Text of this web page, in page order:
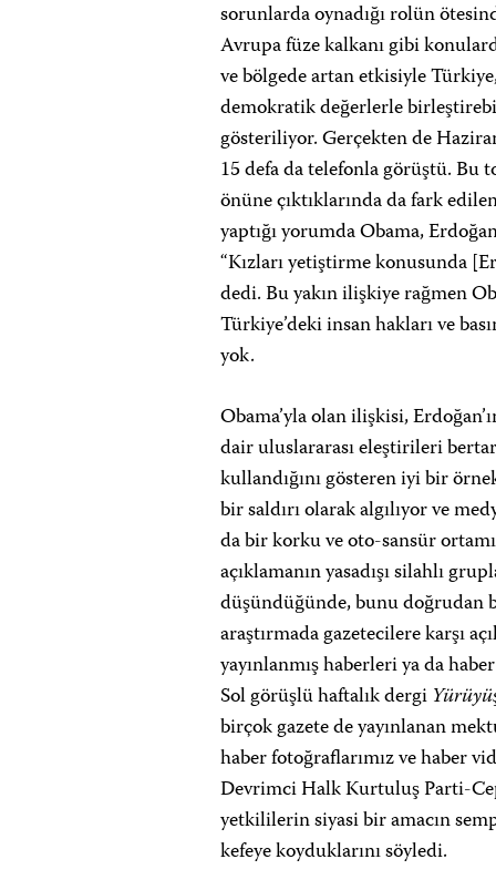
sorunlarda oynadığı rolün
Avrupa füze kalkanı gibi
ve bölgede artan etkisiyle
demokratik değerlerle
gösteriliyor. Gerçekten de
15 defa da telefonla görüştü. Bu
önüne çıktıklarında da fark
yaptığı yorumda Obama,
“Kızları yetiştirme konusunda
dedi. Bu yakın ilişkiye rağmen
Türkiye’deki insan hakları ve
yok.
Obama’yla olan ilişkisi,
dair uluslararası eleştirileri
kullandığını gösteren iyi bir
bir saldırı olarak algılıyor ve
da bir korku ve oto-sansür
açıklamanın yasadışı silahlı
düşündüğünde, bunu doğrudan
araştırmada gazetecilere karşı
yayınlanmış haberleri ya da
Sol görüşlü haftalık dergi
birçok gazete de yayınlanan
haber fotoğraflarımız ve haber
Devrimci Halk Kurtuluş Parti-
yetkililerin siyasi bir amacın
kefeye koyduklarını söyledi.